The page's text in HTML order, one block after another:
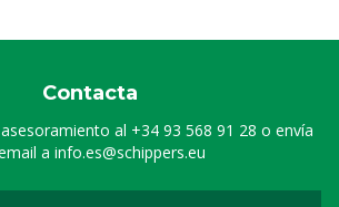
Contacta
al +34 93 568 91 28 o envía
a info.es@schippers.eu